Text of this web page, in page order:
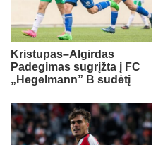
Kristupas–Algirdas
Padegimas sugrįžta į FC
„Hegelmann” B sudėtį